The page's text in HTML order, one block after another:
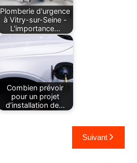
Plomberie d'urgence
à Vitry-sur-Seine -
L'importance…
Combien prévoir
pour un projet
d’installation de…
Suivant